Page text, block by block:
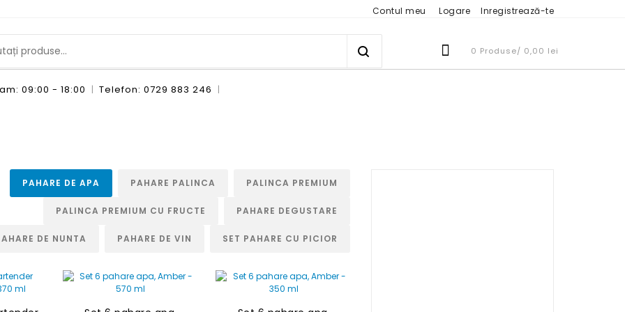
Contul meu Logare Inregistrează-te
0 Produse/ 0,00 lei
09:00 - 18:00 | Telefon: 0729 883 246 |
PAHARE DE APA PAHARE PALINCA PALINCA PREMIUM
PALINCA PREMIUM CU FRUCTE PAHARE DEGUSTARE
DE NUNTA PAHARE DE VIN SET PAHARE CU PICIOR